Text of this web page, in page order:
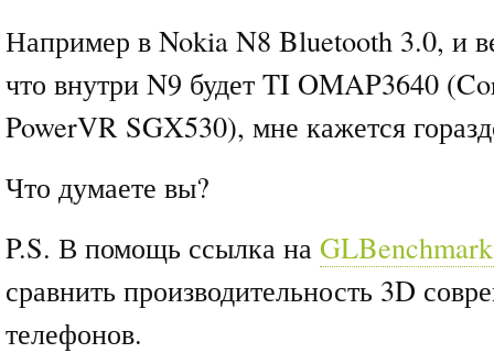
Например в Nokia N8 Bluetooth 3.0, и
что внутри N9 будет TI OMAP3640
PowerVR SGX530), мне кажется
Что думаете вы?
P.S. В помощь ссылка на
сравнить производительность 3D
телефонов.